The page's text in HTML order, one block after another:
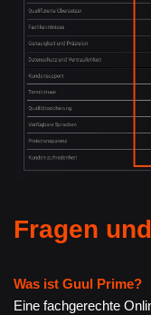
Fragen
Was ist Guul Prime?
Eine fachgerechte